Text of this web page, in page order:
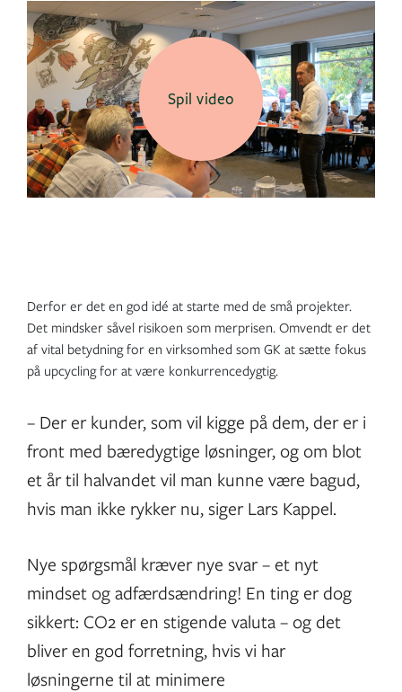
Spil video
Derfor er det en god idé at starte med de små projekter.
Det mindsker såvel risikoen som merprisen. Omvendt er det
af vital betydning for en virksomhed som GK at sætte fokus
på upcycling for at være konkurrencedygtig.
– Der er kunder, som vil kigge på dem, der er i
front med bæredygtige løsninger, og om blot
et år til halvandet vil man kunne være bagud,
hvis man ikke rykker nu, siger Lars Kappel.
Nye spørgsmål kræver nye svar – et nyt
mindset og adfærdsændring! En ting er dog
sikkert: CO2 er en stigende valuta – og det
bliver en god forretning, hvis vi har
løsningerne til at minimere